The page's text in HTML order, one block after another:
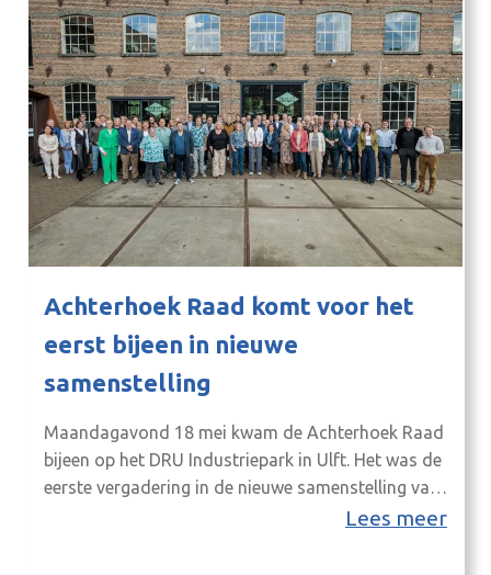
Achterhoek Raad komt voor het
eerst bijeen in nieuwe
samenstelling
Maandagavond 18 mei kwam de Achterhoek Raad
bijeen op het DRU Industriepark in Ulft. Het was de
eerste vergadering in de nieuwe samenstelling van
de raad na de gemeenteraadsverkiezingen.Lees meer